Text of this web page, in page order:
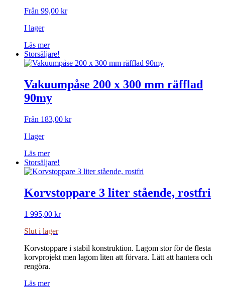
olika
på
produktsidan
Från 99,00 kr
I lager
Läs merDen
här
produkten
varianter.
De
alternativen
kan
produktsidan
Storsäljare!
Vakuumpåse 200 x 300 mm räfflad
90my
Från 183,00 kr
I lager
Läs merDen
här
produkten
flera
varianter.
olika
kan
på
produktsidan
Storsäljare!
Korvstoppare 3 liter stående, rostfri
1 995,00 kr
Slut i lager
Korvstoppare i stabil konstruktion. Lagom stor för de flesta
korvprojekt men lagom liten att förvara. Lätt att hantera och
rengöra.
Läs mer